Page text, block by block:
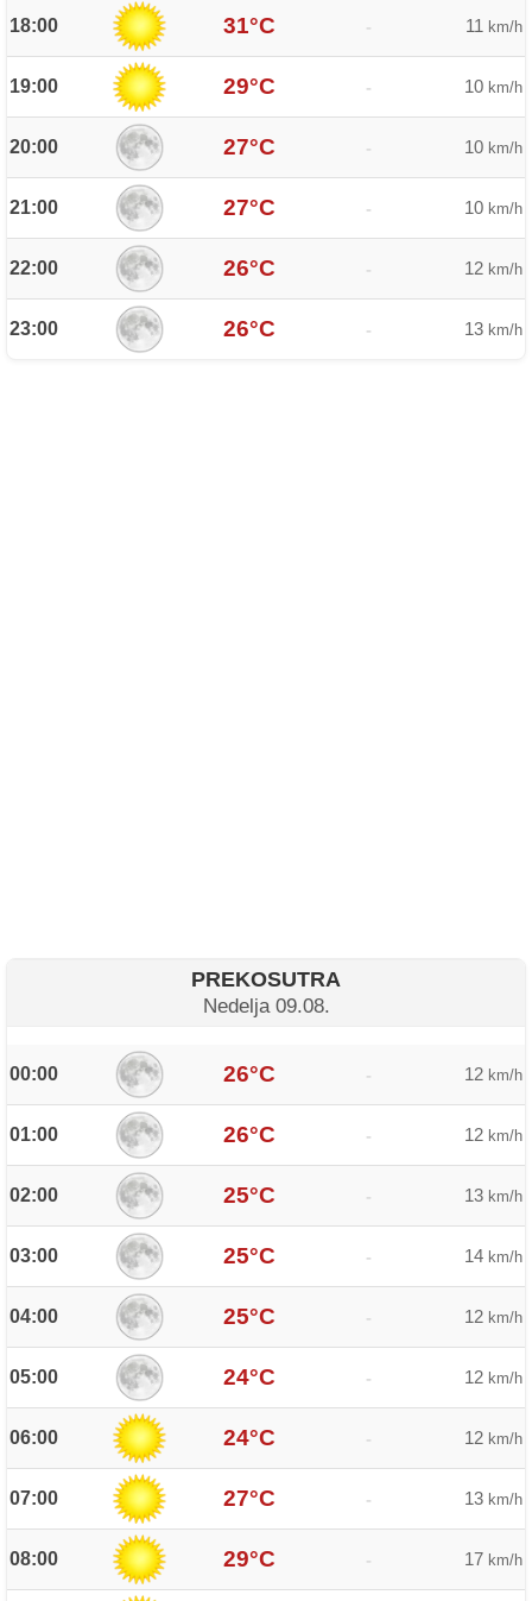
18:00 31°C - 11 km/h
19:00 29°C - 10 km/h
20:00 27°C - 10 km/h
21:00 27°C - 10 km/h
22:00 26°C - 12 km/h
23:00 26°C - 13 km/h
PREKOSUTRA
Nedelja 09.08.
00:00 26°C - 12 km/h
01:00 26°C - 12 km/h
02:00 25°C - 13 km/h
03:00 25°C - 14 km/h
04:00 25°C - 12 km/h
05:00 24°C - 12 km/h
06:00 24°C - 12 km/h
07:00 27°C - 13 km/h
08:00 29°C - 17 km/h